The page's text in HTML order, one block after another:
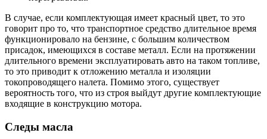
В случае, если комплектующая имеет красный цвет, то это
говорит про то, что транспортное средство длительное время
функционировало на бензине, с большим количеством
присадок, имеющихся в составе металл. Если на протяжении
длительного времени эксплуатировать авто на таком топливе,
то это приводит к отложению металла и изоляции
токопроводящего налета. Помимо этого, существует
вероятность того, что из строя выйдут другие комплектующие
входящие в конструкцию мотора.
Следы масла